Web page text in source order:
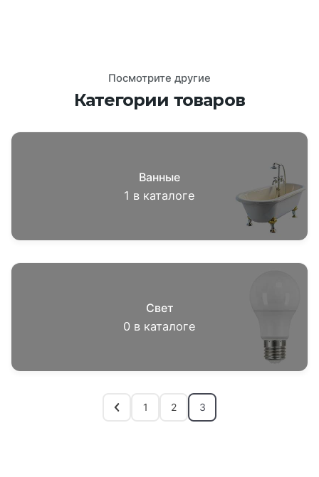
Посмотрите другие
Категории товаров
Ванные
1 в каталоге
Свет
0 в каталоге
1 2 3